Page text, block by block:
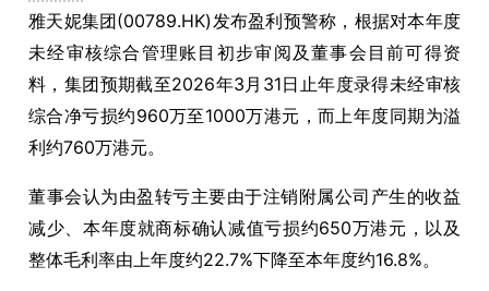
雅天妮集团(00789.HK)发布盈利预警称，根据对本年度
未经审核综合管理账目初步审阅及董事会目前可得资
料，集团预期截至2026年3月31日止年度录得未经审核
综合净亏损约960万至1000万港元，而上年度同期为溢
利约760万港元。
董事会认为由盈转亏主要由于注销附属公司产生的收益
减少、本年度就商标确认减值亏损约650万港元，以及
整体毛利率由上年度约22.7%下降至本年度约16.8%。